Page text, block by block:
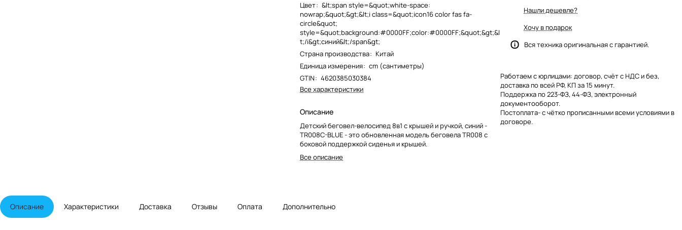
Цвет: &lt;span style=&quot;white-space:
nowrap;&quot;&gt;&lt;i class=&quot;icon16 color fas fa-
circle&quot;
style=&quot;background:#0000FF;color:#0000FF;&quot;&gt;&l
t;/i&gt;синий&lt;/span&gt;
Страна производства: Китай
Единица измерения: cm (сантиметры)
GTIN: 4620385030384
Все характеристики
Описание
Детский беговел-велосипед 8в1 с крышей и ручкой, синий -
TR008C-BLUE - это обновленная модель беговела TR008 с
боковой поддержкой сиденья и крышей.
Все описание
Нашли дешевле?
Хочу в подарок
Вся техника оригинальная с гарантией.
Работаем с юрлицами: договор, счёт с НДС и без,
доставка по всей РФ, КП за 15 минут.
Поддержка по 223-ФЗ, 44-ФЗ, электронный
документооборот.
Постоплата- с чётко прописанными всеми условиями в
договоре.
Описание Характеристики Доставка Отзывы Оплата Дополнительно